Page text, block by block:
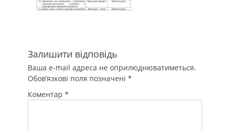
Залишити відповідь
Ваша e-mail адреса не оприлюднюватиметься.
Обов’язкові поля позначені *
Коментар *